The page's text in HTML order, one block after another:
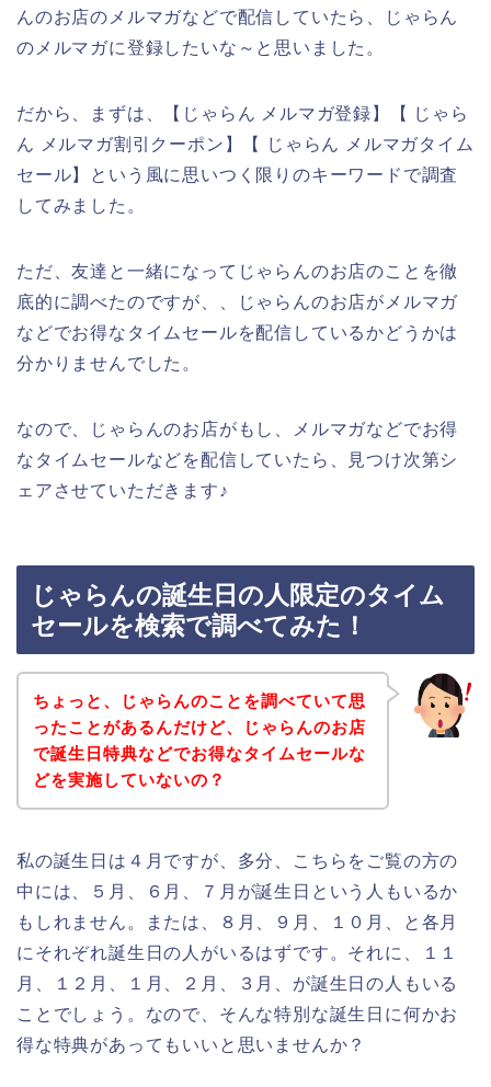
んのお店のメルマガなどで配信していたら、じゃらん
のメルマガに登録したいな～と思いました。
だから、まずは、【じゃらん メルマガ登録】【 じゃら
ん メルマガ割引クーポン】【 じゃらん メルマガタイム
セール】という風に思いつく限りのキーワードで調査
してみました。
ただ、友達と一緒になってじゃらんのお店のことを徹
底的に調べたのですが、、じゃらんのお店がメルマガ
などでお得なタイムセールを配信しているかどうかは
分かりませんでした。
なので、じゃらんのお店がもし、メルマガなどでお得
なタイムセールなどを配信していたら、見つけ次第シ
ェアさせていただきます♪
じゃらんの誕生日の人限定のタイム
セールを検索で調べてみた！
ちょっと、じゃらんのことを調べていて思
ったことがあるんだけど、じゃらんのお店
で誕生日特典などでお得なタイムセールな
どを実施していないの？
私の誕生日は４月ですが、多分、こちらをご覧の方の
中には、５月、６月、７月が誕生日という人もいるか
もしれません。または、８月、９月、１０月、と各月
にそれぞれ誕生日の人がいるはずです。それに、１１
月、１２月、１月、２月、３月、が誕生日の人もいる
ことでしょう。なので、そんな特別な誕生日に何かお
得な特典があってもいいと思いませんか？